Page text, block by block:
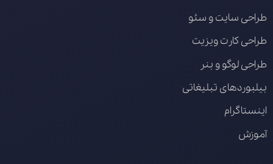
طراحی سایت و سئو
طراحی کارت ویزیت
طراحی لوگو و بنر
بیلبوردهای تبلیغاتی
اینستاگرام
آموزش